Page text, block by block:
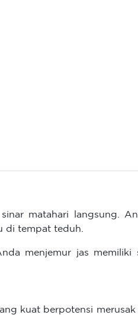
matahari langsung.
di tempat teduh.
menjemur jas memiliki
kuat berpotensi merusak